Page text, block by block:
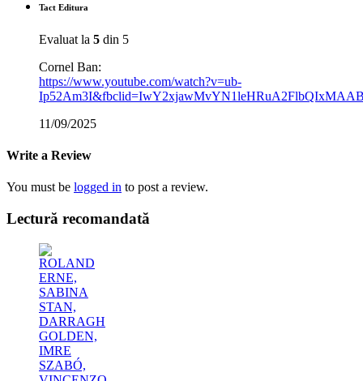
Tact Editura
Evaluat la 5 din 5
Cornel Ban:
https://www.youtube.com/watch?v=ub-
11/09/2025
Write a Review
You must be logged in to post a review.
Lectură recomandată